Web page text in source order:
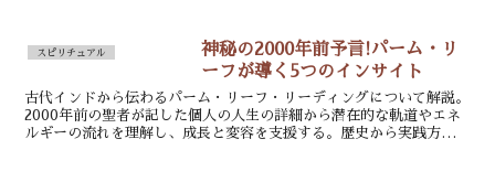
スピリチュアル
神秘の2000年前予言!パーム・リ
ーフが導く5つのインサイト
古代インドから伝わるパーム・リーフ・リーディングについて解説。
2000年前の聖者が記した個人の人生の詳細から潜在的な軌道やエネ
ルギーの流れを理解し、成長と変容を支援する。歴史から実践方法ま